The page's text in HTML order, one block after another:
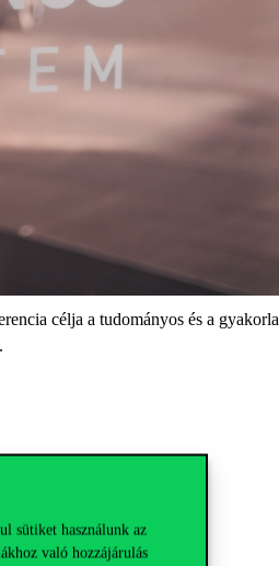
sütiket használunk az
való hozzájárulás
célja a tudományos és a